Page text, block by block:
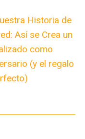
Historia de
Así se Crea un
como
(y el regalo